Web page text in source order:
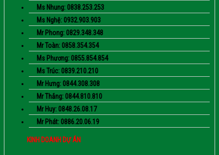
Ms Nhung: 0838.253.253
Ms Nghệ: 0932.903.903
Mr Phong: 0829.348.348
Mr Toàn: 0858.354.354
Ms Phương: 0855.854.854
Ms Trúc: 0839.210.210
Mr Hưng: 0844.308.308
Mr Thắng: 0844.810.810
Mr Huy: 0848.26.08.17
Mr Phát: 0886.20.06.19
KINH DOANH DỰ ÁN